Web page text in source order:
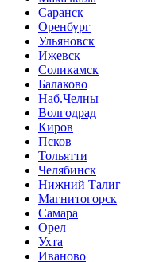
Саранск
Оренбург
Ульяновск
Ижевск
Соликамск
Балаково
Наб.Челны
Волгодрад
Киров
Псков
Тольятти
Челябинск
Нижний Талиг
Магнитогорск
Самара
Орел
Ухта
Иваново